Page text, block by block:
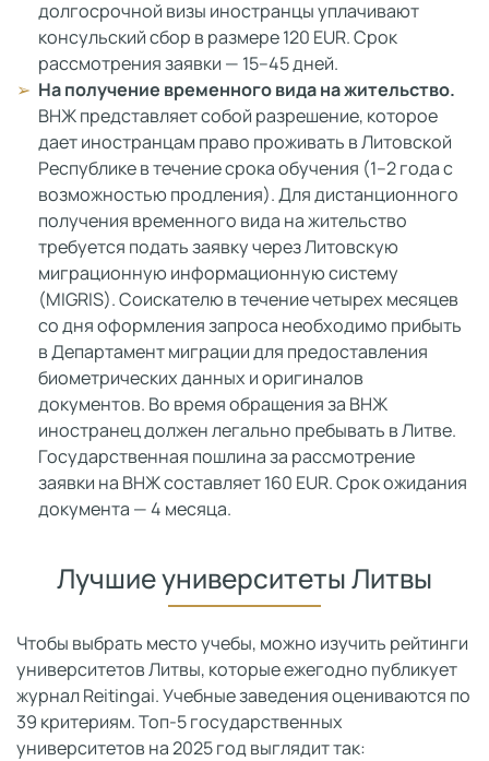
долгосрочной визы иностранцы уплачивают
консульский сбор в размере 120 EUR. Срок
рассмотрения заявки — 15–45 дней.
На получение временного вида на жительство.
ВНЖ представляет собой разрешение, которое
дает иностранцам право проживать в Литовской
Республике в течение срока обучения (1–2 года с
возможностью продления). Для дистанционного
получения временного вида на жительство
требуется подать заявку через Литовскую
миграционную информационную систему
(MIGRIS). Соискателю в течение четырех месяцев
со дня оформления запроса необходимо прибыть
в Департамент миграции для предоставления
биометрических данных и оригиналов
документов. Во время обращения за ВНЖ
иностранец должен легально пребывать в Литве.
Государственная пошлина за рассмотрение
заявки на ВНЖ составляет 160 EUR. Срок ожидания
документа — 4 месяца.
Лучшие университеты Литвы
Чтобы выбрать место учебы, можно изучить рейтинги
университетов Литвы, которые ежегодно публикует
журнал Reitingai. Учебные заведения оцениваются по
39 критериям. Топ-5 государственных
университетов на 2025 год выглядит так: